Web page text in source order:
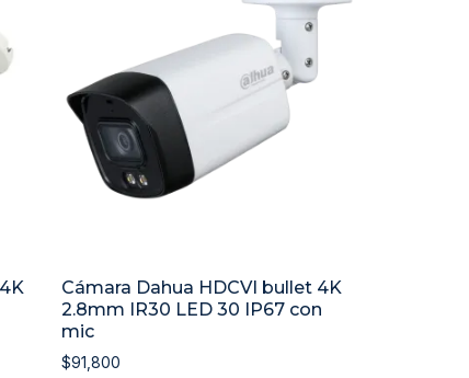
Cámara Dahua HDCVI bullet 4K
2.8mm IR30 LED 30 IP67 con
mic
$91,800